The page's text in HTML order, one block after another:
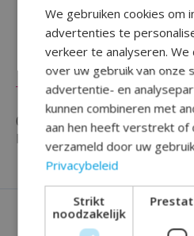
Reviews (0)
0 sterren op basis van0
beoordelingen
We gebruiken cookies om
advertenties te
verkeer te analyseren.
over uw gebruik van onze
advertentie- en
kunnen combineren met
aan hen heeft verstrekt of
verzameld door uw
Privacybeleid
Strikt
noodzakelijk